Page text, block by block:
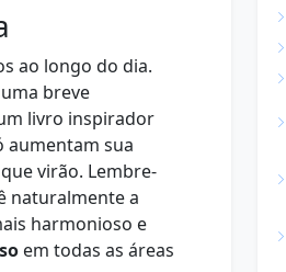
ao longo do dia.
breve
livro inspirador
aumentam sua
virão. Lembre-
naturalmente a
harmonioso e
em todas as áreas